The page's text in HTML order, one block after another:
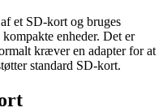
et SD-kort og bruges
enheder. Det er
kræver en adapter for at
standard SD-kort.